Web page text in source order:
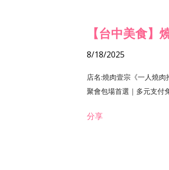
【台中美食
8/18/2025
店名:燒肉壹宗《一人燒
聚會包場首選｜多元支付
分享